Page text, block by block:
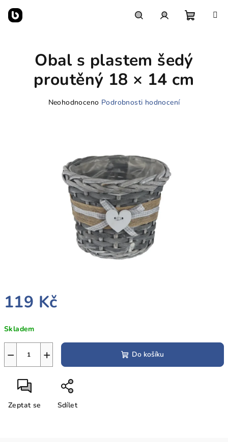
obsah
košík
119 Kč
cena:
Skladem
+
− Do košíku
Zeptat se Sdílet
Obal s plastem šedý
proutěný 18 × 14 cm
Průměrné
hvězdiček.
Neohodnoceno Podrobnosti hodnocení